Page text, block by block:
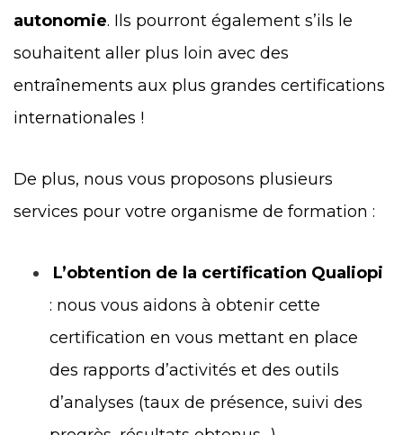
autonomie. Ils pourront également s’ils le
souhaitent aller plus loin avec des
entraînements aux plus grandes certifications
internationales !
De plus, nous vous proposons plusieurs
services pour votre organisme de formation :
L’obtention de la certification Qualiopi
: nous vous aidons à obtenir cette
certification en vous mettant en place
des rapports d’activités et des outils
d’analyses (taux de présence, suivi des